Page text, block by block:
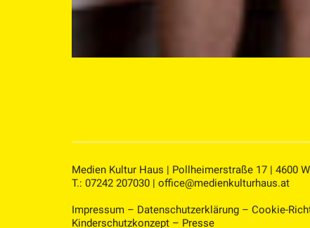
Medien Kultur Haus | Pollheimerstraße 17 | 4600
T.: 07242 207030 | office@medienkulturhaus.at
Impressum – Datenschutzerklärung – Cookie-
Kinderschutzkonzept – Presse